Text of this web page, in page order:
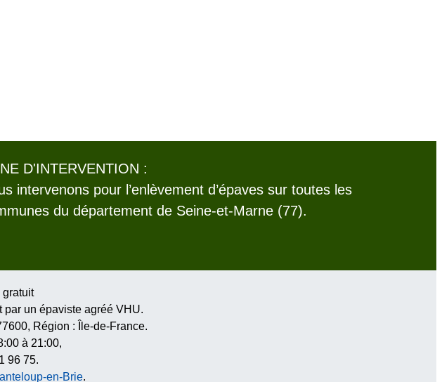
D'INTERVENTION :
intervenons pour l’enlèvement d’épaves sur toutes les
du département de Seine-et-Marne (77).
gratuit
par un épaviste agréé VHU.
, Région : Île-de-France.
à 21:00,
96 75.
en-Brie.